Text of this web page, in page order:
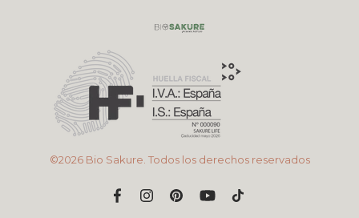
©2026 Bio Sakure. Todos los derechos reservados